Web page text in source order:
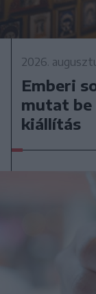
2026.
Emberi
mutat be
kiállítás